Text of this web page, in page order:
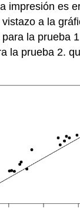
impresión es
a la
la prueba
la prueba 2.